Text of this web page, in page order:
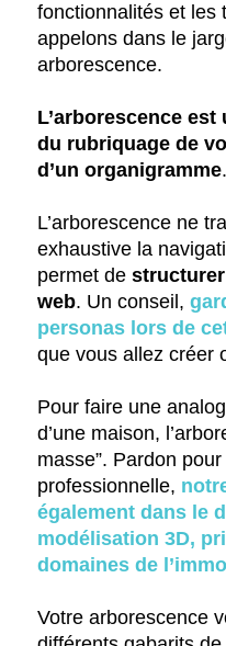
fonctionnalités et les
appelons dans le
arborescence.
L’arborescence
du rubriquagede
d’un organigramme.
L’arborescence ne
exhaustive la
permet de
web. Un conseil,
personas lors de
que vous allez créer
Pour faire une
d’une maison,
masse”. Pardon
professionnelle,
également dans le
modélisation 3D,
domaines de
Votre arborescence